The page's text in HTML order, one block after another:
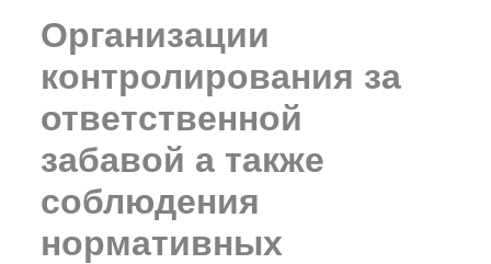
Организации
контролирования за
ответственной
забавой а также
соблюдения
нормативных